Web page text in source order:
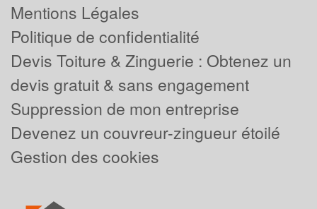
Mentions Légales
Politique de confidentialité
Devis Toiture & Zinguerie : Obtenez un
devis gratuit & sans engagement
Suppression de mon entreprise
Devenez un couvreur-zingueur étoilé
Gestion des cookies